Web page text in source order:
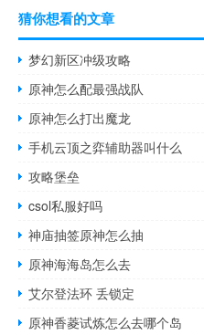
猜你想看的文章
梦幻新区冲级攻略
原神怎么配最强战队
原神怎么打出魔龙
手机云顶之弈辅助器叫什么
攻略堡垒
csol私服好吗
神庙抽签原神怎么抽
原神海海岛怎么去
艾尔登法环 丢锁定
原神香菱试炼怎么去哪个岛